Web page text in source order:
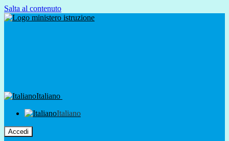
Salta al contenuto
Italiano
Italiano
Accedi